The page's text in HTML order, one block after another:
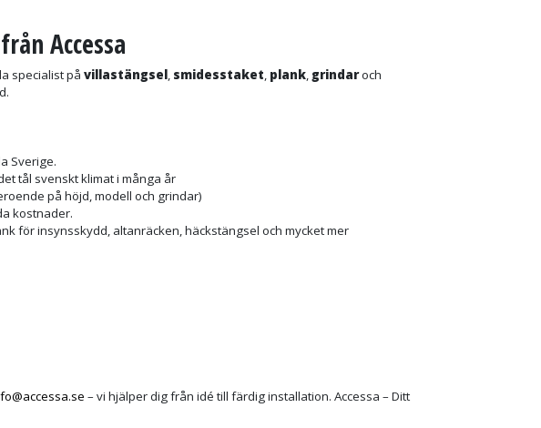
Accessa
specialist på villastängsel, smidesstaket, plank, grindaroch
Sverige.
tål svenskt klimat i många år
på höjd, modell och grindar)
kostnader.
för insynsskydd, altanräcken, häckstängsel och mycket mer
– vi hjälper dig från idé till färdig installation. Accessa – Ditt